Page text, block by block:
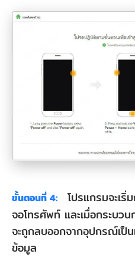
ขั้นตอนที่ 4:
โปรแกรมจะเ
จอโทรศัพท์ และเมื่อกระบว
จะถูกลบออกจากอุปกรณ์เป็
ข้อมูล